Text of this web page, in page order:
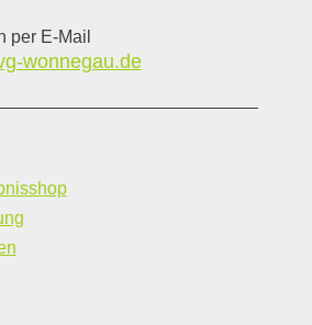
per E-Mail
wonnegau.de